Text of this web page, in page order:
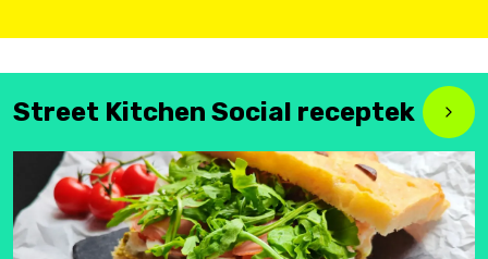
Street Kitchen Social receptek